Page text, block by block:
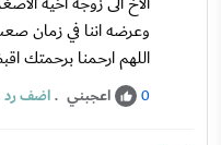
وعرضه اننا في زمان
اللهم ارحمنا برحمتك
0 اعجبني .اضف رد